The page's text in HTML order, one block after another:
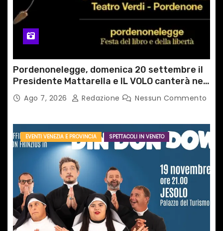
o
i
Pordenonelegge, domenica 20 settembre il
Presidente Mattarella e IL VOLO canterà nel
Concerto per l’Italia
Ago 7, 2026 Redazione Nessun Commento
EVENTI VENEZIA E PROVINCIA SPETTACOLI IN VENETO